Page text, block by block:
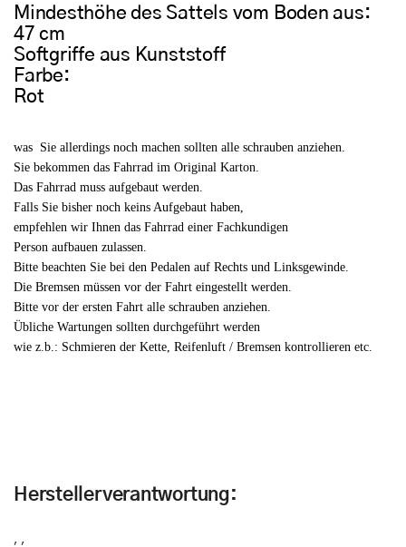
Mindesthöhe des Sattels vom Boden aus:
47 cm
Softgriffe aus Kunststoff
Farbe:
Rot
was Sie allerdings noch machen sollten alle schrauben anziehen.
Sie bekommen das Fahrrad im Original Karton.
Das Fahrrad muss aufgebaut werden.
Falls Sie bisher noch keins Aufgebaut haben,
empfehlen wir Ihnen das Fahrrad einer Fachkundigen
Person aufbauen zulassen.
Bitte beachten Sie bei den Pedalen auf Rechts und Linksgewinde.
Die Bremsen müssen vor der Fahrt eingestellt werden.
Bitte vor der ersten Fahrt alle schrauben anziehen.
Übliche Wartungen sollten durchgeführt werden
wie z.b.: Schmieren der Kette, Reifenluft / Bremsen kontrollieren etc.
Herstellerverantwortung:
, ,